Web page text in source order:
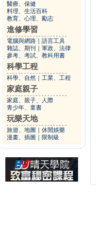
醫療、保健
料理、生活百科
教育、心理、勵志
進修學習
電腦與網路
語言工具
雜誌、期刊
軍政、法律
參考、考試、教科用書
科學工程
科學、自然 工業、工程
家庭親子
家庭、親子、人際
青少年、童書
玩樂天地
旅遊、地圖
休閒娛樂
漫畫、插圖
限制級